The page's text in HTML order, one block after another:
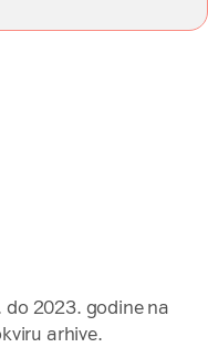
do 2023. godine na
arhive.